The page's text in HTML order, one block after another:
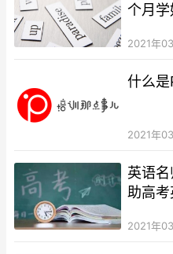
个月学
2021年
什么是
2021年
英语
助高
2021年